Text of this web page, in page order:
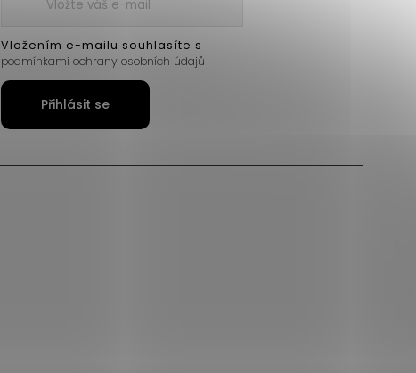
Vložením e-mailu souhlasíte s
podmínkami ochrany osobních údajů
Přihlásit se